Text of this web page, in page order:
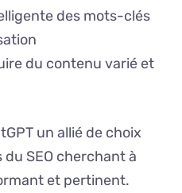
des mots-clés
du contenu varié et
un allié de choix
SEO cherchant à
et pertinent.